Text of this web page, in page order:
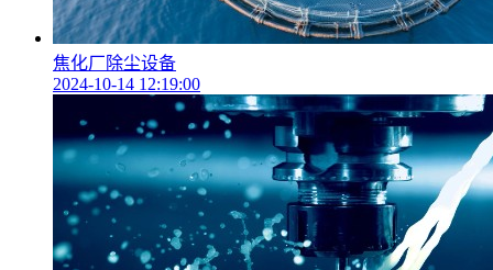
焦化厂除尘设备
2024-10-14 12:19:00